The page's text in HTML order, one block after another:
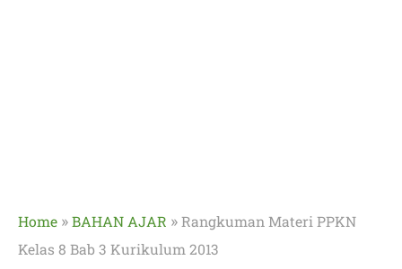
Home »BAHAN AJAR »Rangkuman Materi PPKN
Kelas 8 Bab 3 Kurikulum 2013